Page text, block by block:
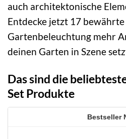
auch architektonische
Entdecke jetzt 17
Gartenbeleuchtung mehr
deinen Garten in Szene
Das sind die
Set Produkte